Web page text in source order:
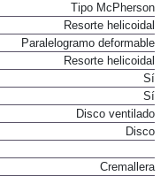
Tipo McPherson
Resorte helicoidal
Paralelogramo deformable
Resorte helicoidal
Sí
Sí
Disco ventilado
Disco
Cremallera